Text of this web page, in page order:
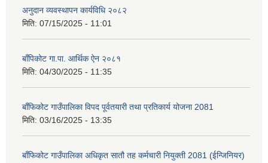
अनुदान व्यवस्थापन कार्यविधि २०८२
मिति: 07/15/2025 - 11:01
बाँपिकोट गा.पा. आर्थिक ऐन २०८१
मिति: 04/30/2025 - 11:35
बाँफिकोट गाउँपालिका विपद पूर्वतयारी तथा प्रतिकार्य योजना 2081
मिति: 03/16/2025 - 13:35
बाँफिकोट गाउँपालिका अधिकृत सातौ तह कर्मचारी नियुक्ती 2081 (ईन्जिनियर)